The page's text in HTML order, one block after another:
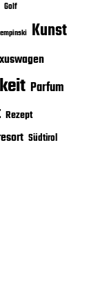
Golf
Kunst
Parfum
Rezept
Südtirol